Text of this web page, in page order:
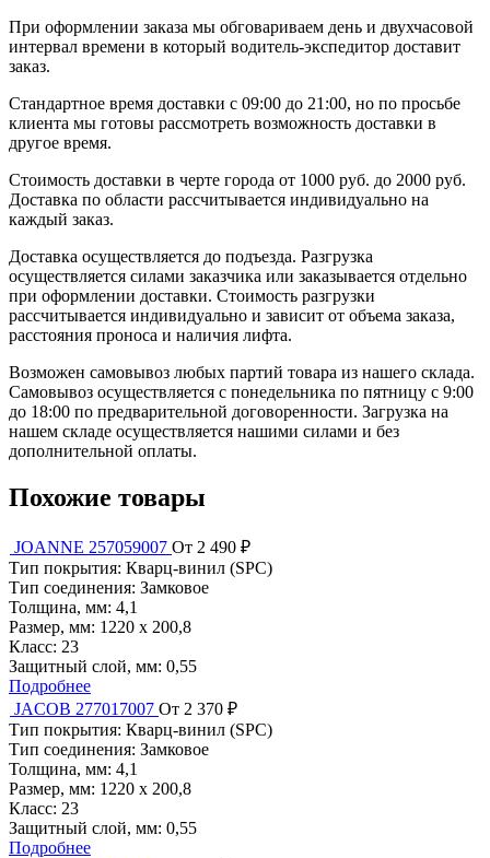
При оформлении заказа мы обговариваем день и двухчасовой
интервал времени в который водитель-экспедитор доставит
заказ.
Стандартное время доставки с 09:00 до 21:00, но по просьбе
клиента мы готовы рассмотреть возможность доставки в
другое время.
Стоимость доставки в черте города от 1000 руб. до 2000 руб.
Доставка по области рассчитывается индивидуально на
каждый заказ.
Доставка осуществляется до подъезда. Разгрузка
осуществляется силами заказчика или заказывается отдельно
при оформлении доставки. Стоимость разгрузки
рассчитывается индивидуально и зависит от объема заказа,
расстояния проноса и наличия лифта.
Возможен самовывоз любых партий товара из нашего склада.
Самовывоз осуществляется с понедельника по пятницу с 9:00
до 18:00 по предварительной договоренности. Загрузка на
нашем складе осуществляется нашими силами и без
дополнительной оплаты.
Похожие товары
JOANNE 257059007 От 2 490 ₽
Тип покрытия: Кварц-винил (SPC)
Тип соединения: Замковое
Толщина, мм: 4,1
Размер, мм: 1220 x 200,8
Класс: 23
Защитный слой, мм: 0,55
Подробнее
JACOB 277017007 От 2 370 ₽
Тип покрытия: Кварц-винил (SPC)
Тип соединения: Замковое
Толщина, мм: 4,1
Размер, мм: 1220 x 200,8
Класс: 23
Защитный слой, мм: 0,55
Подробнее